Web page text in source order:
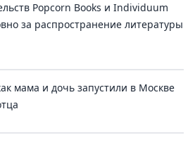
Popcorn Books и Individuum
за распространение литературы
мама и дочь запустили в Москве